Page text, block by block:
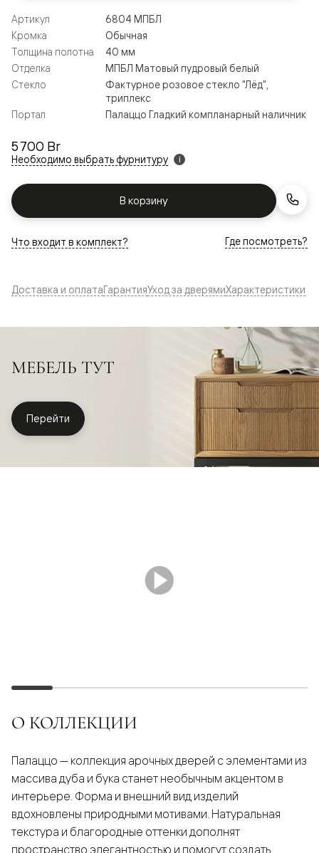
5 700 Br
Необходимо выбрать фурнитуру i
В корзину
Артикул
6804 МПБЛ
Кромка
Обычная
Толщина полотна
40 мм
Отделка
МПБЛ Матовый пудровый белый
Стекло
Фактурное розовое стекло "Лёд",
триплекс
Портал
Палаццо Гладкий компланарный наличник
Что входит в комплект? Где посмотреть?
Доставка и оплатаГарантияУход за дверямиХарактеристики
МЕБЕЛЬ ТУТ
Перейти
О КОЛЛЕКЦИИ
Палаццо — коллекция арочных дверей с элементами из
массива дуба и бука станет необычным акцентом в
интерьере. Форма и внешний вид изделий
вдохновлены природными мотивами. Натуральная
текстура и благородные оттенки дополнят
пространство элегантностью и помогут создать